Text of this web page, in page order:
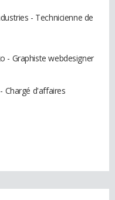
- Technicienne de
- Graphiste webdesigner
Chargé d'affaires